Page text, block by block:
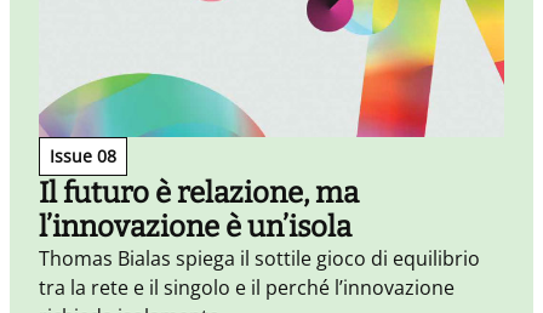
Issue 08
Il futuro è relazione, ma
l’innovazione è un’isola
Thomas Bialas spiega il sottile gioco di equilibrio
tra la rete e il singolo e il perché l’innovazione